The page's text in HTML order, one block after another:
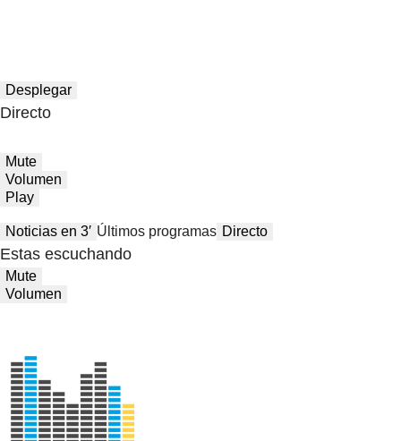
Desplegar
Directo
Mute
Volumen
Play
Noticias en 3′ Últimos programas Directo
Estas escuchando
Mute
Volumen